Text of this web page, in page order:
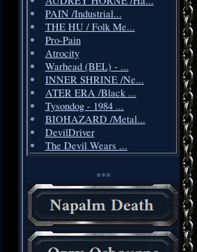
PAIN /Industrial...
THE HU / Folk Me...
Pro-Pain
Atrocity
Warhead (BEL) - ...
INNER SHRINE /Ne...
ATER ERA /Black ...
Tysondog - 1984 ...
BIOHAZARD /Metal...
DevilDriver
The Devil Wears ...
***